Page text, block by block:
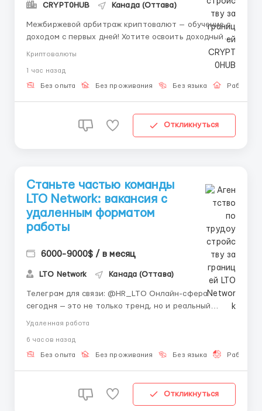
CRYPT0HUB Канада (Оттава)
Межбиржевой арбитраж криптовалют — обучение с
доходом с первых дней! Хотите освоить доходный
навык, который даёт вам свободу действий и не
обучение межбиржевому арбитражу с полной
поддержкой и оплатой за реальный результат. В чём
Криптовалюты
1 час назад
Без опыта Без проживания Без языка Работа
Откликнуться
Станьте частью команды
LTO Network: вакансия с
удаленным форматом
работы
6000-9000$ / в месяц
LTO Network Канада (Оттава)
Телеграм для связи: @HR_LTO Онлайн-сфера
сегодня — это не только тренд, но и реальный
учебой или личными проектами. Мы предлагаем
пошаговое обучение, наставника и постоянную
Удаленная работа
6 часов назад
Без опыта Без проживания Без языка Работа
Откликнуться